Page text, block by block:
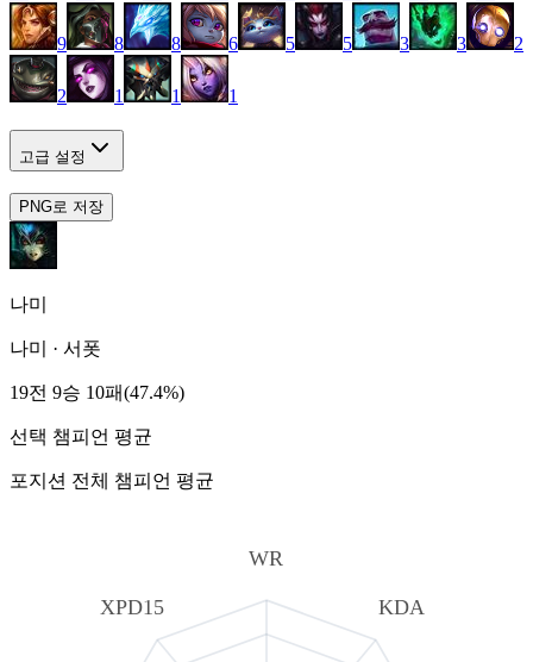
9 8 8 6 5 5 3 3 2
2 1 1 1
고급 설정
PNG로 저장
나미
나미 · 서폿
19전 9승 10패(47.4%)
선택 챔피언 평균
포지션 전체 챔피언 평균
WR
KDA
XPD15